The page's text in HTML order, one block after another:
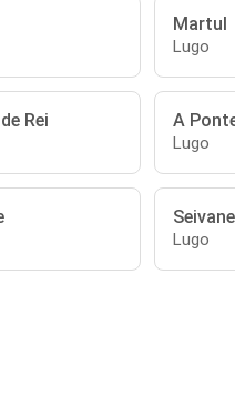
Martul
Lugo
Rei A
Lugo
Seivane
Lugo